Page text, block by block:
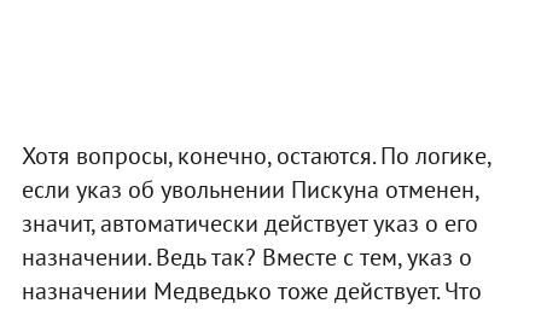
Хотя вопросы, конечно, остаются. По логике,
если указ об увольнении Пискуна отменен,
значит, автоматически действует указ о его
назначении. Ведь так? Вместе с тем, указ о
назначении Медведько тоже действует. Что